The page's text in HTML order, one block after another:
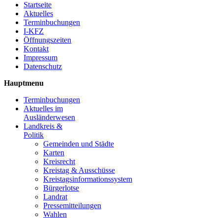
Startseite
Aktuelles
Terminbuchungen
I-KFZ
Öffnungszeiten
Kontakt
Impressum
Datenschutz
Hauptmenu
Terminbuchungen
Aktuelles im
Ausländerwesen
Landkreis &
Politik
Gemeinden und Städte
Karten
Kreisrecht
Kreistag & Ausschüsse
Kreistagsinformationssystem
Bürgerlotse
Landrat
Pressemitteilungen
Wahlen